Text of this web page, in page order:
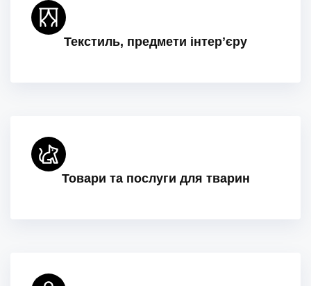
Текстиль, предмети інтерʼєру
Товари та послуги для тварин